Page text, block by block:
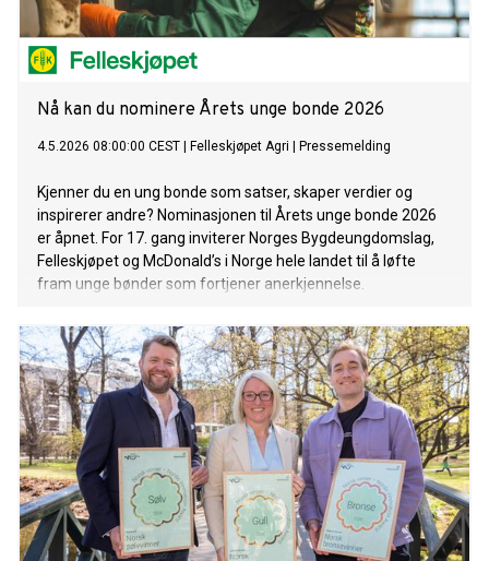
Nå kan du nominere Årets unge bonde 2026
4.5.2026 08:00:00 CEST Felleskjøpet Agri Pressemelding
Kjenner du en ung bonde som satser, skaper verdier og
inspirerer andre? Nominasjonen til Årets unge bonde 2026
er åpnet. For 17. gang inviterer Norges Bygdeungdomslag,
Felleskjøpet og McDonald’s i Norge hele landet til å løfte
fram unge bønder som fortjener anerkjennelse.